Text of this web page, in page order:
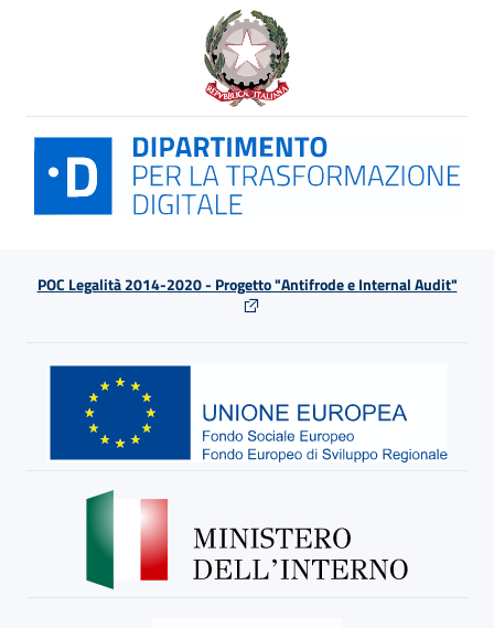
POC Legalità 2014-2020 - Progetto "Antifrode e Internal Audit"